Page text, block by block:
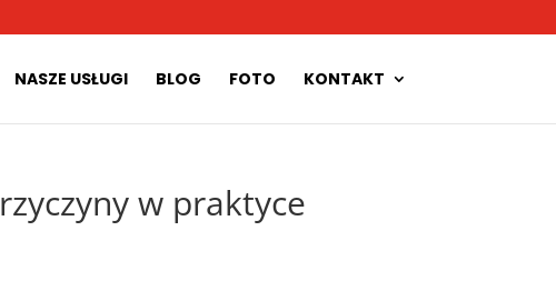
NASZE USŁUGI BLOG FOTO KONTAKT
w praktyce